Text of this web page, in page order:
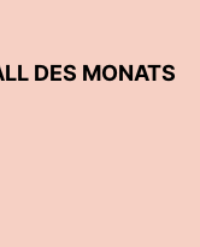
DES MONATS